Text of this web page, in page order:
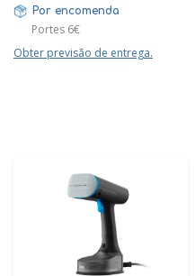
Por encomenda
Portes 6€
Obter previsão de entrega.